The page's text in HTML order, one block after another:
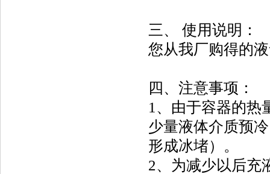
三、 使用说明：
您从我厂购得的
四、注意事项：
1、由于容器的热
少量液体介质预
形成冰堵）。
2、为减少以后充